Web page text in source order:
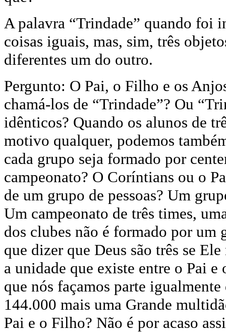
A palavra “Trindade” quando foi
coisas iguais, mas, sim, três
diferentes um do outro.
Pergunto: O Pai, o Filho e os
chamá-los de “Trindade”? Ou
idênticos? Quando os alunos de
motivo qualquer, podemos
cada grupo seja formado por
campeonato? O Coríntians ou o
de um grupo de pessoas? Um
Um campeonato de três times,
dos clubes não é formado por um
que dizer que Deus são três se
a unidade que existe entre o Pai
que nós façamos parte
144.000 mais uma Grande
Pai e o Filho? Não é por acaso